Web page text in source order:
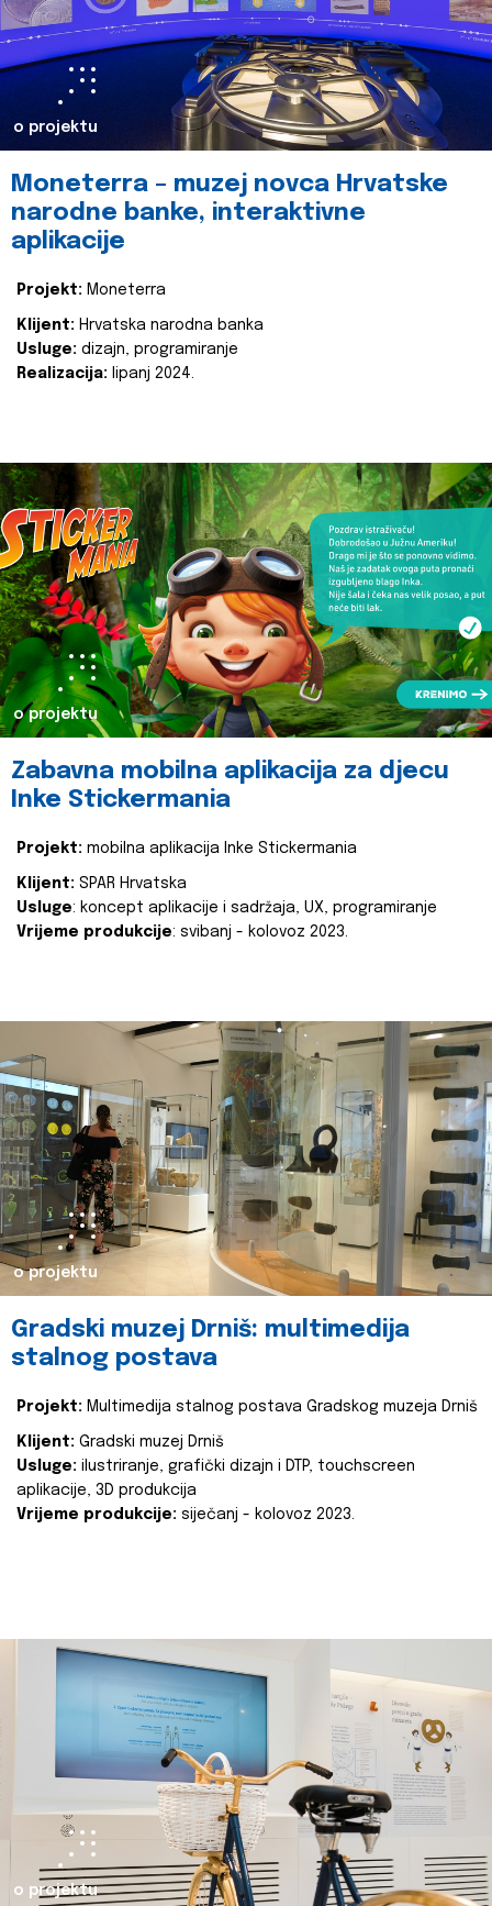
o projektu
Moneterra – muzej novca Hrvatske
narodne banke, interaktivne
aplikacije
Projekt: Moneterra
Klijent: Hrvatska narodna banka
Usluge: dizajn, programiranje
Realizacija: lipanj 2024.
o projektu
Zabavna mobilna aplikacija za djecu
Inke Stickermania
Projekt: mobilna aplikacija Inke Stickermania
Klijent: SPAR Hrvatska
Usluge: koncept aplikacije i sadržaja, UX, programiranje
Vrijeme produkcije: svibanj - kolovoz 2023.
o projektu
Gradski muzej Drniš: multimedija
stalnog postava
Projekt: Multimedija stalnog postava Gradskog muzeja Drniš
Klijent: Gradski muzej Drniš
Usluge: ilustriranje, grafički dizajn i DTP, touchscreen
aplikacije, 3D produkcija
Vrijeme produkcije: siječanj - kolovoz 2023.
o projektu